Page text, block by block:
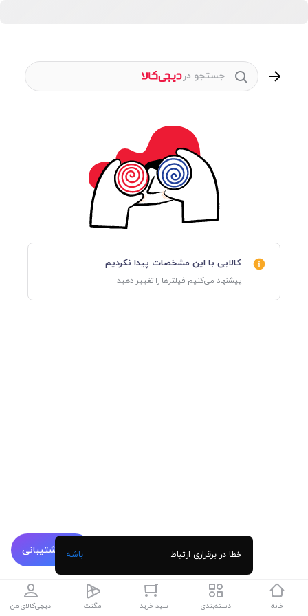
پشتیبانی
جستجو در
کالایی با این مشخصات پیدا نکردیم
پیشنهاد می‌کنیم فیلترها را تغییر دهید
خانه دسته‌بندی سبد خرید مگنت دیجی‌کالای من
خطا در برقراری ارتباط باشه